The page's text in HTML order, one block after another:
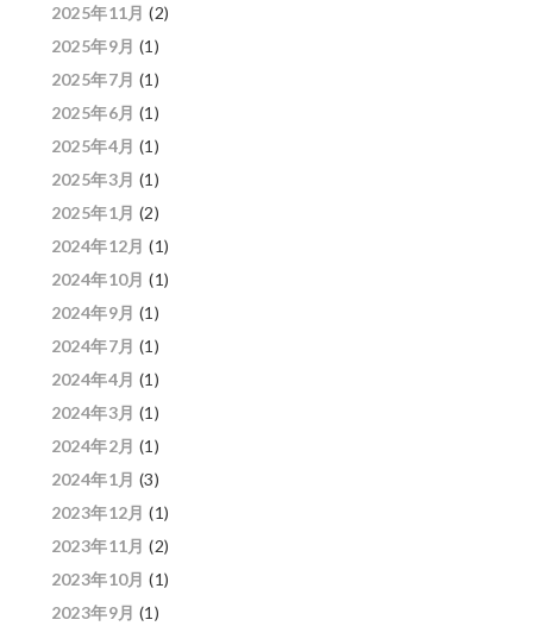
2025年11月 (2)
2025年9月 (1)
2025年7月 (1)
2025年6月 (1)
2025年4月 (1)
2025年3月 (1)
2025年1月 (2)
2024年12月 (1)
2024年10月 (1)
2024年9月 (1)
2024年7月 (1)
2024年4月 (1)
2024年3月 (1)
2024年2月 (1)
2024年1月 (3)
2023年12月 (1)
2023年11月 (2)
2023年10月 (1)
2023年9月 (1)